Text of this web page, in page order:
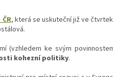
, která se uskuteční již ve
(vzhledem ke svým
kohezní politiky.